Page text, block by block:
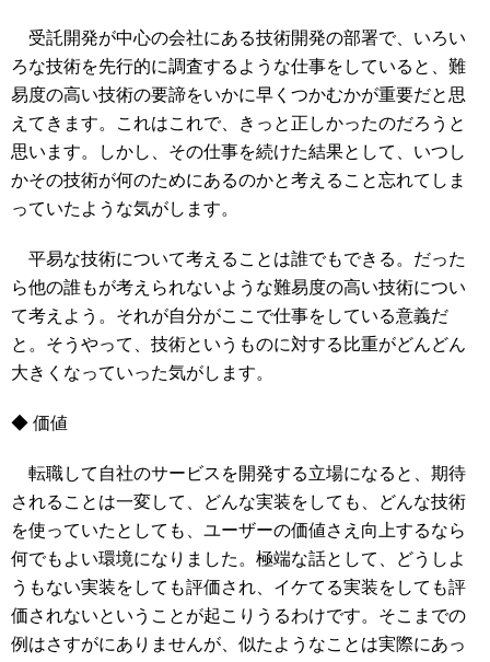
受託開発が中心の会社にある技術開発の部署で、いろい
ろな技術を先行的に調査するような仕事をしていると、難
易度の高い技術の要諦をいかに早くつかむかが重要だと思
えてきます。これはこれで、きっと正しかったのだろうと
思います。しかし、その仕事を続けた結果として、いつし
かその技術が何のためにあるのかと考えること忘れてしま
っていたような気がします。
平易な技術について考えることは誰でもできる。だった
ら他の誰もが考えられないような難易度の高い技術につい
て考えよう。それが自分がここで仕事をしている意義だ
と。そうやって、技術というものに対する比重がどんどん
大きくなっていった気がします。
◆ 価値
転職して自社のサービスを開発する立場になると、期待
されることは一変して、どんな実装をしても、どんな技術
を使っていたとしても、ユーザーの価値さえ向上するなら
何でもよい環境になりました。極端な話として、どうしよ
うもない実装をしても評価され、イケてる実装をしても評
価されないということが起こりうるわけです。そこまでの
例はさすがにありませんが、似たようなことは実際にあっ